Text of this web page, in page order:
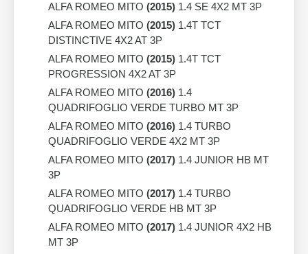
ALFA ROMEO MITO (2015) 1.4 SE 4X2 MT 3P
ALFA ROMEO MITO (2015) 1.4T TCT
DISTINCTIVE 4X2 AT 3P
ALFA ROMEO MITO (2015) 1.4T TCT
PROGRESSION 4X2 AT 3P
ALFA ROMEO MITO (2016) 1.4
QUADRIFOGLIO VERDE TURBO MT 3P
ALFA ROMEO MITO (2016) 1.4 TURBO
QUADRIFOGLIO VERDE 4X2 MT 3P
ALFA ROMEO MITO (2017) 1.4 JUNIOR HB MT
3P
ALFA ROMEO MITO (2017) 1.4 TURBO
QUADRIFOGLIO VERDE HB MT 3P
ALFA ROMEO MITO (2017) 1.4 JUNIOR 4X2 HB
MT 3P